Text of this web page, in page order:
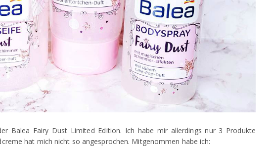
Balea Fairy Dust Limited Edition. Ich habe mir allerdings nur 3 Produkte
hat mich nicht so angesprochen. Mitgenommen habe ich: